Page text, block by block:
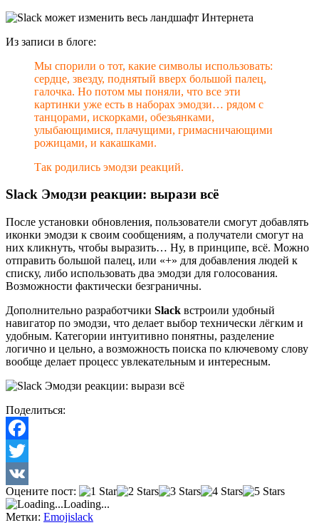
Из записи в блоге:
Мы спорили о тот, какие символы использовать:
сердце, звезду, поднятый вверх большой палец,
галочка. Но потом мы поняли, что все эти
картинки уже есть в наборах эмодзи… рядом с
танцорами, искорками, обезьянками,
улыбающимися, плачущими, гримасничающими
рожицами, и какашками.
Так родились эмодзи реакций.
Slack Эмодзи реакции: вырази всё
После установки обновления, пользователи смогут добавлять
иконки эмодзи к своим сообщениям, а получатели смогут на
них кликнуть, чтобы выразить… Ну, в принципе, всё. Можно
отправить большой палец, или «+» для добавления людей к
списку, либо использовать два эмодзи для голосования.
Возможности фактически безграничны.
Дополнительно разработчики Slack встроили удобный
навигатор по эмодзи, что делает выбор технически лёгким и
удобным. Категории интуитивно понятны, разделение
логично и цельно, а возможность поиска по ключевому слову
вообще делает процесс увлекательным и интересным.
Поделиться:
Facebook
Twitter
VK
Оцените пост:
Loading...
Метки: Emojislack